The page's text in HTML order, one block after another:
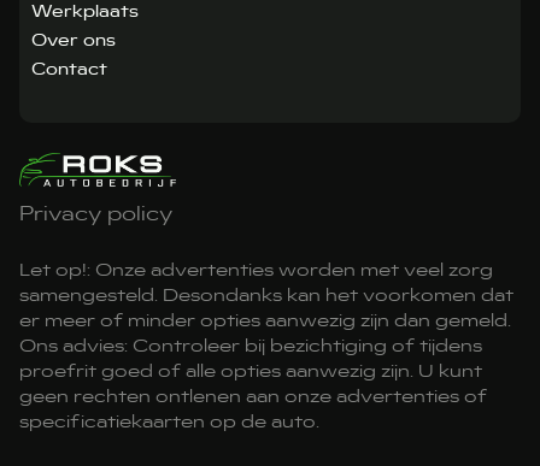
Werkplaats
Over ons
Contact
Privacy policy
Let op!: Onze advertenties worden met veel zorg
samengesteld. Desondanks kan het voorkomen dat
er meer of minder opties aanwezig zijn dan gemeld.
Ons advies: Controleer bij bezichtiging of tijdens
proefrit goed of alle opties aanwezig zijn. U kunt
geen rechten ontlenen aan onze advertenties of
specificatiekaarten op de auto.